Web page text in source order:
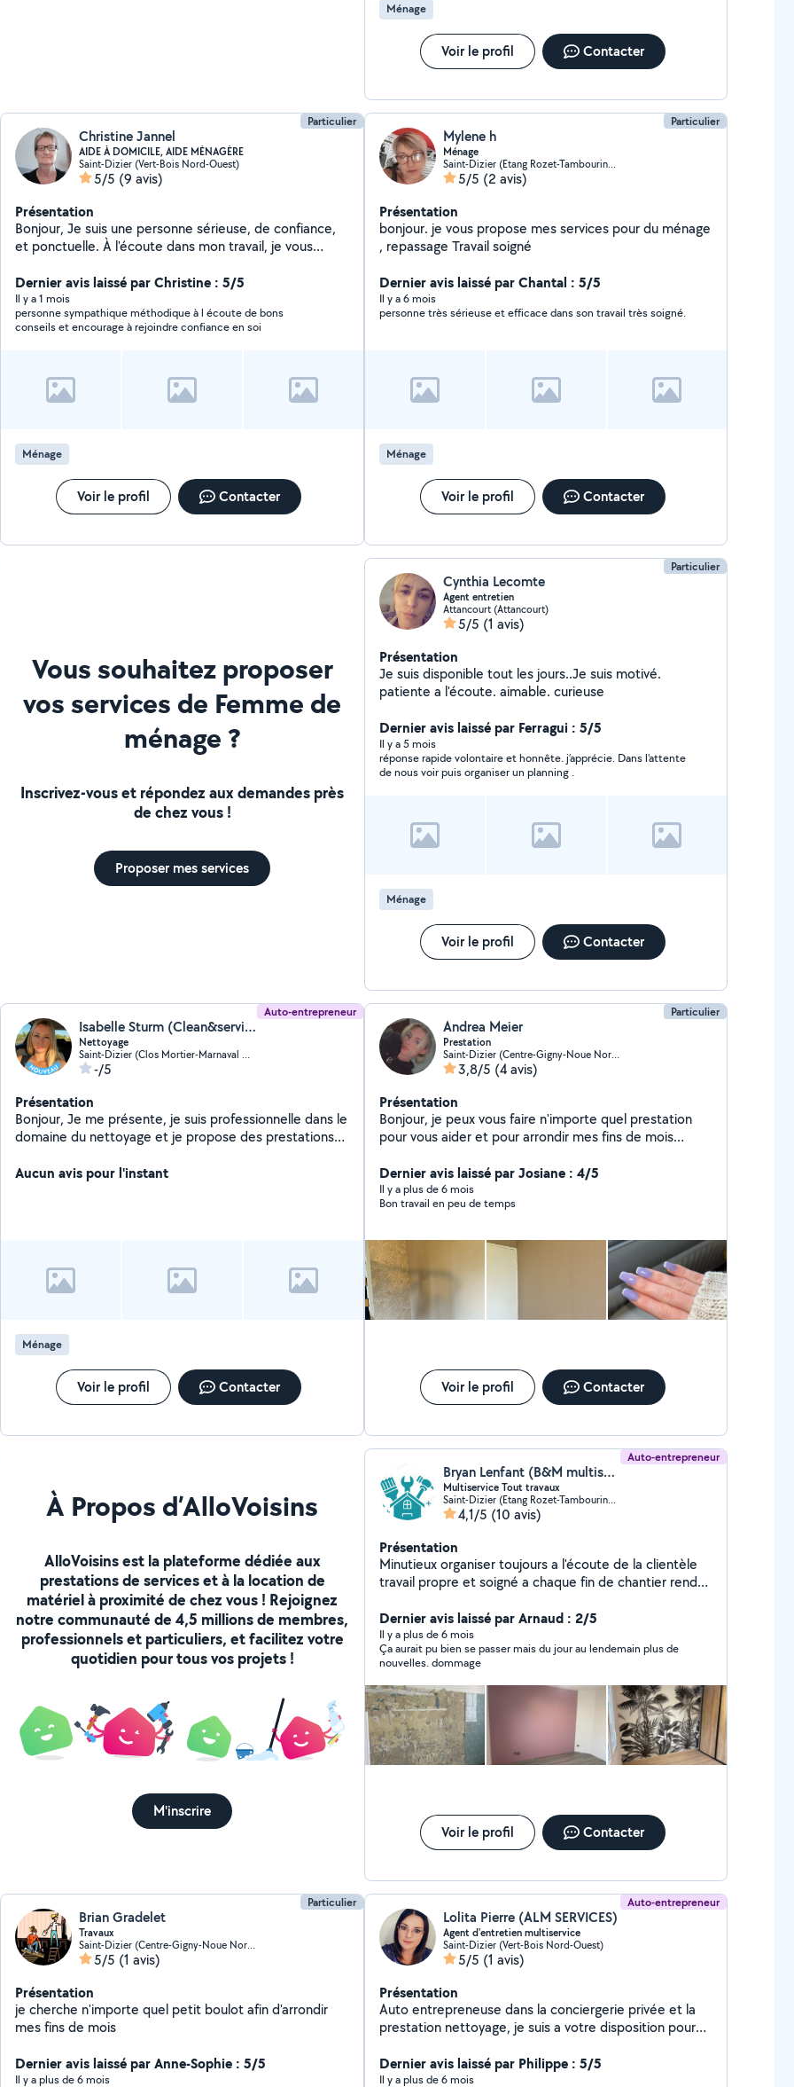
Ménage
Voir le profil Contacter
Particulier
Christine Jannel
AIDE À DOMICILE, AIDE MÉNAGÈRE
Saint-Dizier (Vert-Bois Nord-Ouest)
5/5 (9 avis)
Présentation
Bonjour, Je suis une personne sérieuse, de confiance,
et ponctuelle. À l'écoute dans mon travail, je vous
particuliers - repassage - courses et livraisons -
préparations des repas - accompagnement pour
personnes âgées - petit secrétariat Sur Saint-Dizier et
alentours proches N'hésitez pas à me contacter pour
Dernier avis laissé par Christine : 5/5
Il y a 1 mois
personne sympathique méthodique à l écoute de bons
conseils et encourage à rejoindre confiance en soi
Ménage
Voir le profil Contacter
Particulier
Mylene h
Ménage
Saint-Dizier (Etang Rozet-Tambourine Ouest)
5/5 (2 avis)
Présentation
bonjour. je vous propose mes services pour du ménage
, repassage Travail soigné
Dernier avis laissé par Chantal : 5/5
Il y a 6 mois
personne très sérieuse et efficace dans son travail très soigné.
Ménage
Voir le profil Contacter
Vous souhaitez proposer
vos services de Femme de
ménage ?
Inscrivez-vous et répondez aux demandes près
de chez vous !
Proposer mes services
Particulier
Cynthia Lecomte
Agent entretien
Attancourt (Attancourt)
5/5 (1 avis)
Présentation
Je suis disponible tout les jours..Je suis motivé.
patiente a l'écoute. aimable. curieuse
Dernier avis laissé par Ferragui : 5/5
Il y a 5 mois
réponse rapide volontaire et honnête. j’apprécie. Dans l'attente
de nous voir puis organiser un planning .
Ménage
Voir le profil Contacter
Auto-entrepreneur
Isabelle Sturm (Clean&service)
Nettoyage
Saint-Dizier (Clos Mortier-Marnaval Nord)
-/5
Présentation
Bonjour, Je me présente, je suis professionnelle dans le
domaine du nettoyage et je propose des prestations
comprennent : * Nettoyage de vitres * Nettoyage de
résultat impeccable. N'hésitez pas à me contacter
pour obtenir un devis gratuit ou pour toute demande
Aucun avis pour l'instant
Ménage
Voir le profil Contacter
Particulier
Andrea Meier
Prestation
Saint-Dizier (Centre-Gigny-Noue Nord)
3,8/5 (4 avis)
Présentation
Bonjour, je peux vous faire n'importe quel prestation
pour vous aider et pour arrondir mes fins de mois
garde d'enfant ect
Dernier avis laissé par Josiane : 4/5
Il y a plus de 6 mois
Bon travail en peu de temps
Voir le profil Contacter
À Propos d’AlloVoisins
AlloVoisins est la plateforme dédiée aux
prestations de services et à la location de
matériel à proximité de chez vous ! Rejoignez
notre communauté de 4,5 millions de membres,
professionnels et particuliers, et facilitez votre
quotidien pour tous vos projets !
M'inscrire
Auto-entrepreneur
Bryan Lenfant (B&M multiservice)
Multiservice Tout travaux
Saint-Dizier (Etang Rozet-Tambourine Ouest)
4,1/5 (10 avis)
Présentation
Minutieux organiser toujours a l'écoute de la clientèle
travail propre et soigné a chaque fin de chantier rendu
Dernier avis laissé par Arnaud : 2/5
Il y a plus de 6 mois
Ça aurait pu bien se passer mais du jour au lendemain plus de
nouvelles. dommage
Voir le profil Contacter
Particulier
Brian Gradelet
Travaux
Saint-Dizier (Centre-Gigny-Noue Nord)
5/5 (1 avis)
Présentation
je cherche n'importe quel petit boulot afin d'arrondir
mes fins de mois
Dernier avis laissé par Anne-Sophie : 5/5
Il y a plus de 6 mois
Auto-entrepreneur
Lolita Pierre (ALM SERVICES)
Agent d'entretien multiservice
Saint-Dizier (Vert-Bois Nord-Ouest)
5/5 (1 avis)
Présentation
Auto entrepreneuse dans la conciergerie privée et la
prestation nettoyage, je suis a votre disposition pour
Dernier avis laissé par Philippe : 5/5
Il y a plus de 6 mois